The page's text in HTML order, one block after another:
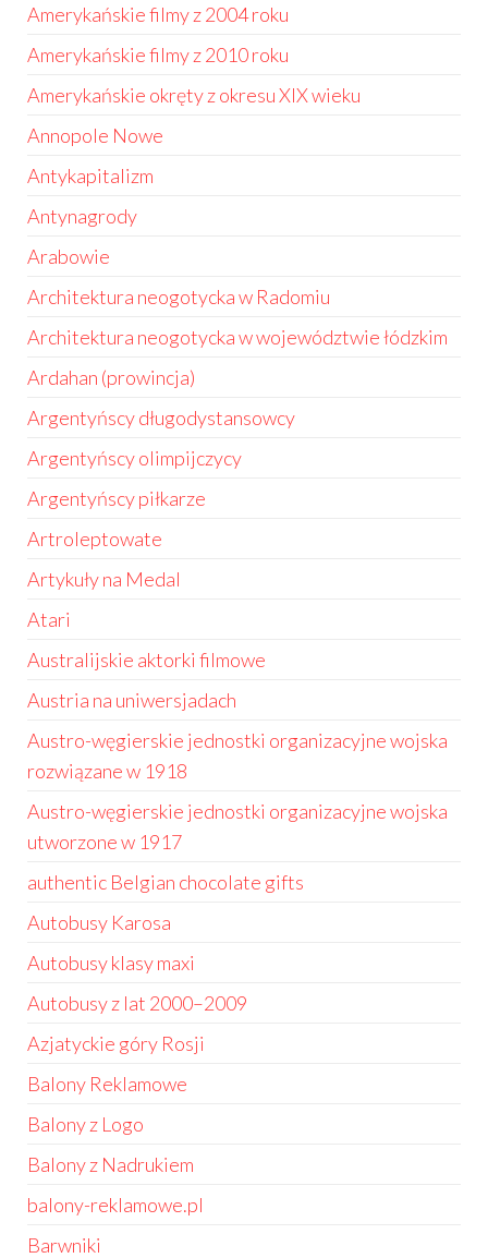
Amerykańskie filmy z 2004 roku
Amerykańskie filmy z 2010 roku
Amerykańskie okręty z okresu XIX wieku
Annopole Nowe
Antykapitalizm
Antynagrody
Arabowie
Architektura neogotycka w Radomiu
Architektura neogotycka w województwie łódzkim
Ardahan (prowincja)
Argentyńscy długodystansowcy
Argentyńscy olimpijczycy
Argentyńscy piłkarze
Artroleptowate
Artykuły na Medal
Atari
Australijskie aktorki filmowe
Austria na uniwersjadach
Austro-węgierskie jednostki organizacyjne wojska
rozwiązane w 1918
Austro-węgierskie jednostki organizacyjne wojska
utworzone w 1917
authentic Belgian chocolate gifts
Autobusy Karosa
Autobusy klasy maxi
Autobusy z lat 2000–2009
Azjatyckie góry Rosji
Balony Reklamowe
Balony z Logo
Balony z Nadrukiem
balony-reklamowe.pl
Barwniki